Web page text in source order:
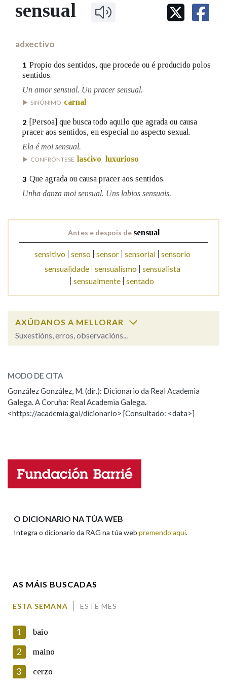
IDENTIDADE CORPORATIVA
MARCIAL DEL ADALID
FIGURAS HOMENAXEADAS
PRIMAVERA DAS LETRAS
Facebook
TwitterYoutubeInstagramBluesky
BUSCAR NOS LEMAS
Remata por
BUSCAR NO CONTIDO
Nas definicións
Na fraseoloxía
Marcas gramaticais
LIMPAR
sensual
adxectivo
1 Propio dos sentidos, que procede ou é producido polos
sentidos.
Un amor sensual. Un pracer sensual.
SINÓNIMO carnal
2 [Persoa] que busca todo aquilo que agrada ou causa
pracer aos sentidos, en especial no aspecto sexual.
Ela é moi sensual.
CONFRÓNTESE lascivo luxurioso
3 Que agrada ou causa pracer aos sentidos.
Unha danza moi sensual. Uns labios sensuais.
Antes e despois de sensual
sensitivo senso sensor sensorial
sensorio
sensualidade
sensualismo
sensualista
sensualmente sentado
AXÚDANOS A MELLORAR
Suxestións, erros, observacións...
ESCOLLE UNHA OPCIÓN:
Observación Hai un erro na palabra
Propoño mellorar a definición
Nome
En cumprimento da normativa vixente en materia de
MODO DE CITA
González González, M. (dir.): Dicionario da Real Academia
Galega. A Coruña: Real Academia Galega.
<https://academia.gal/dicionario> [Consultado: <data>]
O DICIONARIO NA TÚA WEB
Integra o dicionario da RAG na túa web premendo aquí.
AS MÁIS BUSCADAS
ESTA SEMANA ESTE MES
1 baio
2 maino
3 cerzo